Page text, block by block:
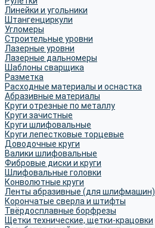
Линейки и угольники
Штангенциркули
Угломеры
Строительные уровни
Лазерные уровни
Лазерные дальномеры
Шаблоны сварщика
Разметка
Расходные материалы и оснастка
Абразивные материалы
Круги отрезные по металлу
Круги зачистные
Круги шлифовальные
Круги лепестковые торцевые
Доводочные круги
Валики шлифовальные
Фибровые диски и круги
Шлифовальные головки
Конволютные круги
Ленты абразивные (для шлифмашин)
Корончатые сверла и штифты
Твёрдосплавные борфрезы
Щетки технические, щетки-крацовки